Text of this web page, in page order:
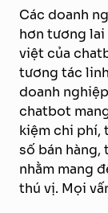
Các doanh
hơn tương lai
việt của
tương tác
doanh
chatbot
kiệm chi phí,
số bán hàng,
nhằm mang
thú vị. Mọi